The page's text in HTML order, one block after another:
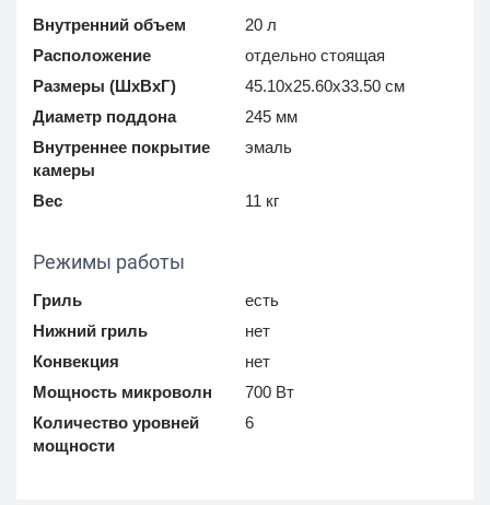
Внутренний объем
20 л
Расположение
отдельно стоящая
Размеры (ШхВхГ)
45.10x25.60x33.50 см
Диаметр поддона
245 мм
Внутреннее покрытие
камеры
эмаль
Вес 11 кг
Режимы работы
Гриль
есть
Нижний гриль
нет
Конвекция
нет
Мощность микроволн
700 Вт
Количество уровней
мощности
6